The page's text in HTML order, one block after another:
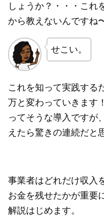
しょうか？・・・これ
から教えないんですね
せこい。
これを知って実践する
万と変わっていきます
ってそうな導入ですが
えたら驚きの連続だと
事業者はどれだけ収入
お金を残せたかが重要
解説はじめます。